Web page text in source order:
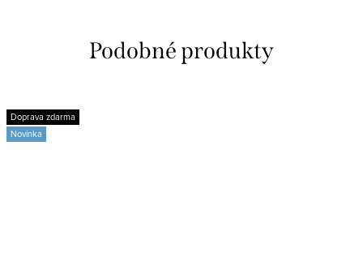
Doprava zdarma
Novinka